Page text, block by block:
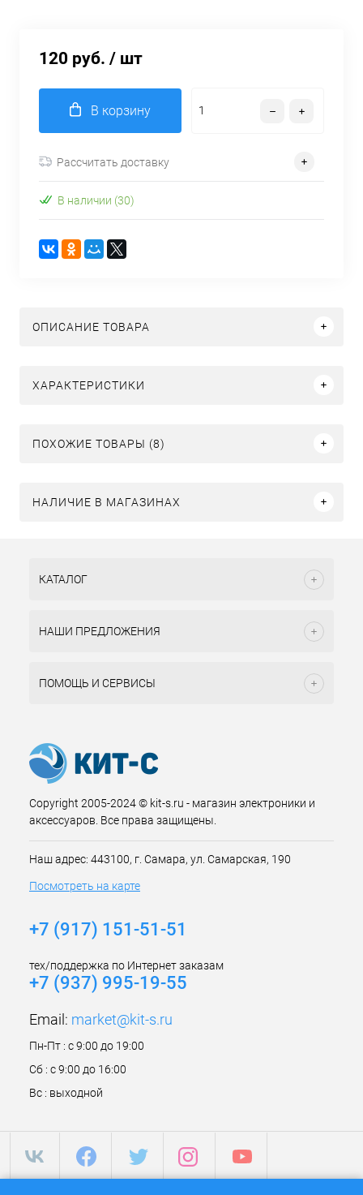
120 руб. / шт
В корзину
Рассчитать доставку
В наличии (30)
ОПИСАНИЕ ТОВАРА
ХАРАКТЕРИСТИКИ
ПОХОЖИЕ ТОВАРЫ (8)
НАЛИЧИЕ В МАГАЗИНАХ
КАТАЛОГ
НАШИ ПРЕДЛОЖЕНИЯ
ПОМОЩЬ И СЕРВИСЫ
Copyright 2005-2024 © kit-s.ru - магазин электроники и
аксессуаров. Все права защищены.
Наш адрес: 443100, г. Самара, ул. Самарская, 190
Посмотреть на карте
+7 (917) 151-51-51
тех/поддержка по Интернет заказам
+7 (937) 995-19-55
Email: market@kit-s.ru
Пн-Пт : с 9:00 до 19:00
Сб : с 9:00 до 16:00
Вс : выходной